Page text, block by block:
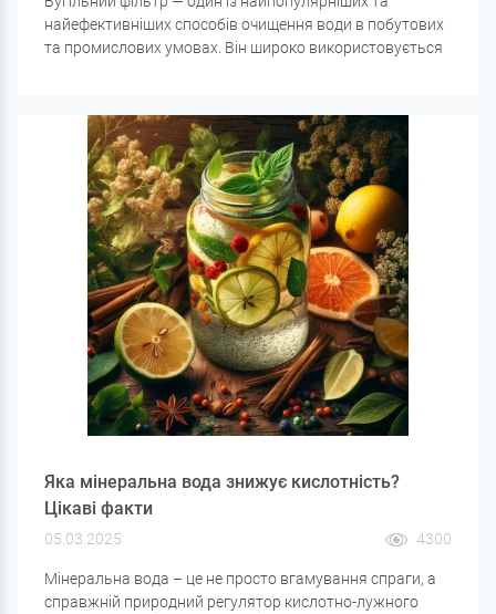
найефективніших способів очищення води в побутових
та промислових умовах. Він широко використовується
спектр забруднень.
Яка мінеральна вода знижує кислотність?
Цікаві факти
05.03.2025 4300
Мінеральна вода – це не просто вгамування спраги, а
справжній природний регулятор кислотно-лужного